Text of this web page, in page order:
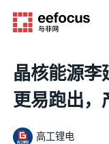
晶核能源李
更易跑出，
高工锂电